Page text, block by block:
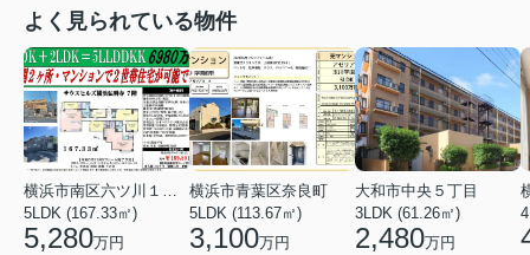
よく見られている物件
5LDK (167.33㎡)
5,280万円
横浜市青葉区奈良町
5LDK (113.67㎡)
3,100万円
大和市中央５丁目
3LDK (61.26㎡)
2,480万円